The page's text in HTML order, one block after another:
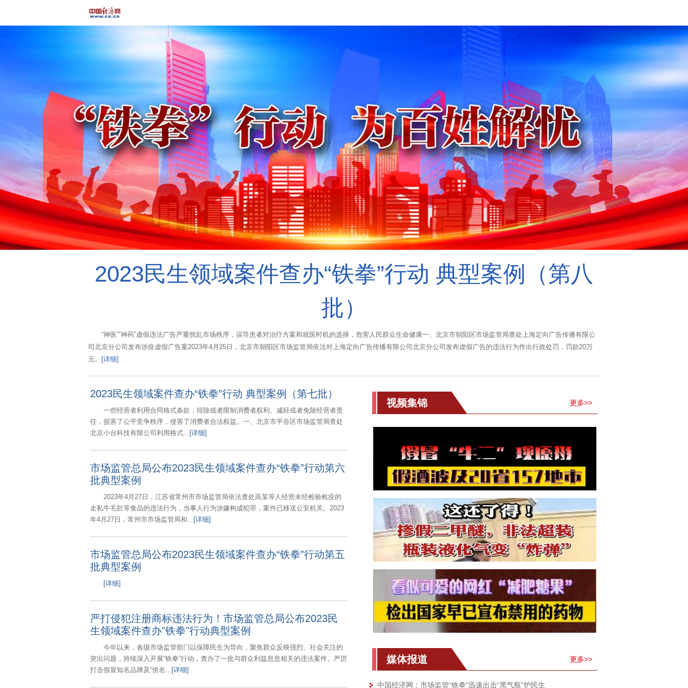
2023民生领域案件查办“铁拳”行动 典型案例（第八
批）
“神医”“神药”虚假违法广告严重扰乱市场秩序，误导患者对治疗方案和就医时机的选择，危害人民群众生命健康一、北京市朝阳区市场监管局查处上海定向广告传播有限公
司北京分公司发布涉疫虚假广告案2023年4月25日，北京市朝阳区市场监管局依法对上海定向广告传播有限公司北京分公司发布虚假广告的违法行为作出行政处罚，罚款20万
元。
[详细]
2023民生领域案件查办“铁拳”行动 典型案例（第七批）
一些经营者利用合同格式条款，排除或者限制消费者权利、减轻或者免除经营者责
任，损害了公平竞争秩序，侵害了消费者合法权益。一、北京市平谷区市场监管局查处
北京小台科技有限公司利用格式... [详细]
市场监管总局公布2023民生领域案件查办“铁拳”行动第六
批典型案例
2023年4月27日，江苏省常州市市场监管局依法查处高某等人经营未经检验检疫的
走私牛毛肚等食品的违法行为，当事人行为涉嫌构成犯罪，案件已移送公安机关。2023
年4月27日，常州市市场监管局和... [详细]
市场监管总局公布2023民生领域案件查办“铁拳”行动第五
批典型案例
[详细]
严打侵犯注册商标违法行为！市场监管总局公布2023民
生领域案件查办"铁拳"行动典型案例
今年以来，各级市场监管部门以保障民生为导向，聚焦群众反映强烈、社会关注的
突出问题，持续深入开展“铁拳”行动，查办了一批与群众利益息息相关的违法案件。严厉
打击假冒知名品牌及“傍名... [详细]
视频集锦 更多>>
媒体报道 更多>>
中国经济网：市场监管“铁拳”迅速出击“黑气瓶”护民生